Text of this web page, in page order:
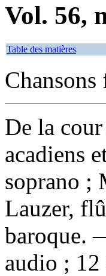
Vol. 56,
Table des matières
De la
acadiens
soprano ;
Lauzer,
baroque.
audio ; 12